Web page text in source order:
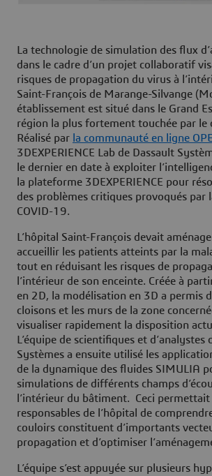
La technologie de simulation des flux
dans le cadre d’un projet collaboratif
risques de propagation du virus à
Saint-François de Marange-Silvange
établissement est situé dans le Grand
région la plus fortement touchée par le
Réalisé par la communauté en ligne
3DEXPERIENCE Lab de Dassault
le dernier en date à exploiter
la plateforme 3DEXPERIENCE pour
des problèmes critiques provoqués par
COVID-19.
L’hôpital Saint-François devait
accueillir les patients atteints par la
tout en réduisant les risques de
l’intérieur de son enceinte. Créée à
en 2D, la modélisation en 3D a permis
cloisons et les murs de la zone
visualiser rapidement la disposition
L’équipe de scientifiques et d’analystes
Systèmes a ensuite utilisé les
de la dynamique des fluides SIMULIA
simulations de différents champs
l’intérieur du bâtiment. Ceci permettait
responsables de l’hôpital de
couloirs constituent d’importants
propagation et d’optimiser
L’équipe s’est appuyée sur plusieurs